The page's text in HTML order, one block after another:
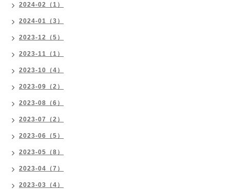
2024-02（1）
2024-01（3）
2023-12（5）
2023-11（1）
2023-10（4）
2023-09（2）
2023-08（6）
2023-07（2）
2023-06（5）
2023-05（8）
2023-04（7）
2023-03（4）